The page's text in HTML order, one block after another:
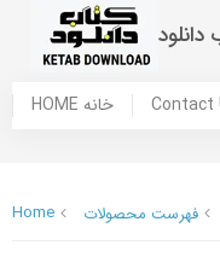
دانلود
HOME خانه
Home فهرست محصولات